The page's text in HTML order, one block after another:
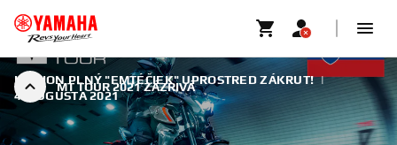
MT TOUR 2021 ZÁZRIVÁ
KAMION PLNÝ "EMTÉČIEK" UPROSTRED ZÁKRUT! |
4. AUGUSTA 2021